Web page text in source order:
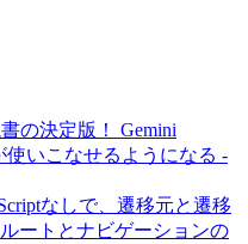
の決定版！ Gemini
使いこなせるようになる -
なしで、遷移元と遷移
ートとナビゲーションの